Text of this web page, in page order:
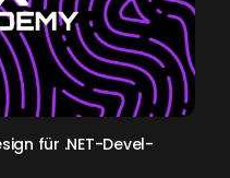
für .NET-De­ve­l­